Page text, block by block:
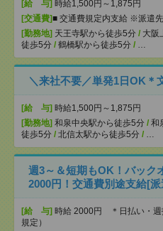
[給 与] 時給1,500円～1,875円
[交通費]■ 交通費規定内支給 ※派遣
[勤務地] 天王寺駅から徒歩5分 / 大阪
徒歩5分 / 鶴橋駅から徒歩5分 / …
＼来社不要／単発1日OK＊
[給 与] 時給1,500円～1,875円
[勤務地] 和泉中央駅から徒歩5分 / 和
徒歩5分 / 北信太駅から徒歩5分 / …
週3～＆短期もOK！バック
2000円！交通費別途支給[派
[給 与] 時給 2000円 ＊日払い・週
規定）